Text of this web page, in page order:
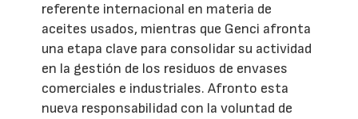
referente internacional en materia de
aceites usados, mientras que Genci afronta
una etapa clave para consolidar su actividad
en la gestión de los residuos de envases
comerciales e industriales. Afronto esta
nueva responsabilidad con la voluntad de